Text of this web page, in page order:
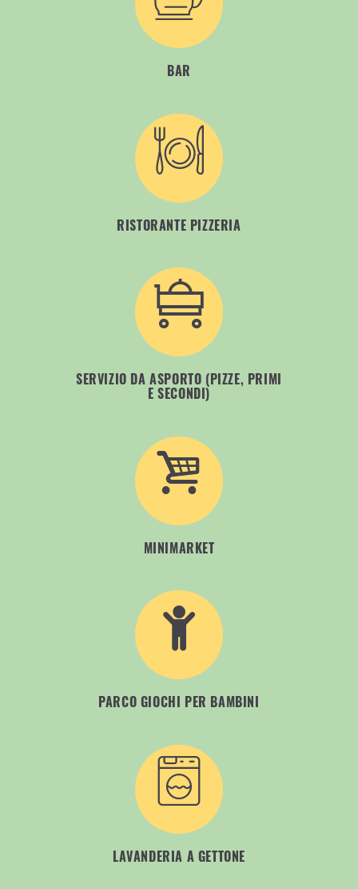
BAR
RISTORANTE PIZZERIA
SERVIZIO DA ASPORTO (PIZZE, PRIMI
E SECONDI)
MINIMARKET
PARCO GIOCHI PER BAMBINI
LAVANDERIA A GETTONE